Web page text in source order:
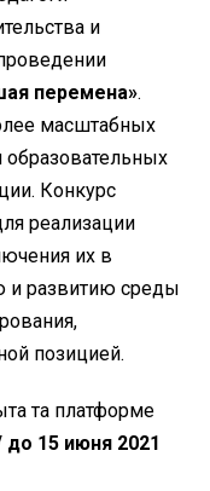
и
перемена».
масштабных
Конкурс
реализации
их в
и развитию среды
позицией.
та платформе
до 15 июня 2021